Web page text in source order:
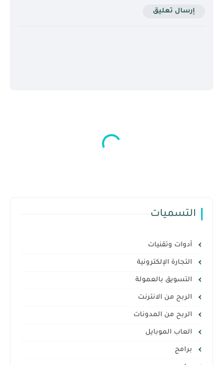
إرسال تعليق
التسميات
أدوات وتقنيات
التجارة الإلكترونية
التسويق بالعمولة
الربح من الانترنت
الربح من المدونات
العاب الموبايل
برامج